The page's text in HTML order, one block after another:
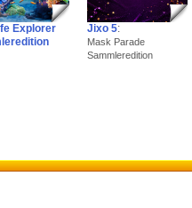
Explorer
Jixo 5:
Mask Parade
Sammleredition